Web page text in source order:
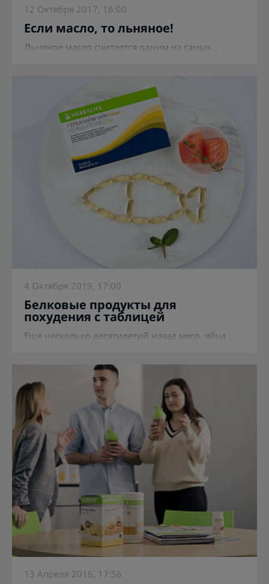
12 Октября 2017, 16:00
Если масло, то льняное!
Льняное масло считается одним из самых...
4 Октября 2019, 17:00
Белковые продукты для
похудения с таблицей
Еще несколько десятилетий назад мясо, яйца...
13 Апреля 2016, 17:56